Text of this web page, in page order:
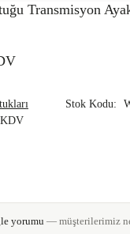
Transmisyon
Stok Kodu
yorumu — müşterilerimiz